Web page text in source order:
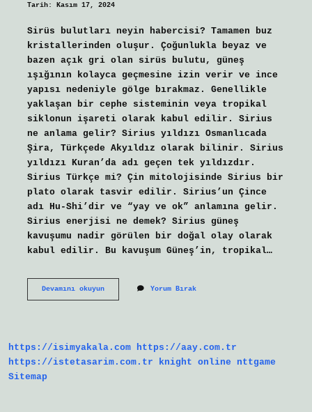
Tarih: Kasım 17, 2024
Sirüs bulutları neyin habercisi? Tamamen buz
kristallerinden oluşur. Çoğunlukla beyaz ve
bazen açık gri olan sirüs bulutu, güneş
ışığının kolayca geçmesine izin verir ve ince
yapısı nedeniyle gölge bırakmaz. Genellikle
yaklaşan bir cephe sisteminin veya tropikal
siklonun işareti olarak kabul edilir. Sirius
ne anlama gelir? Sirius yıldızı Osmanlıcada
Şira, Türkçede Akyıldız olarak bilinir. Sirius
yıldızı Kuran’da adı geçen tek yıldızdır.
Sirius Türkçe mi? Çin mitolojisinde Sirius bir
plato olarak tasvir edilir. Sirius’un Çince
adı Hu-Shi’dir ve “yay ve ok” anlamına gelir.
Sirius enerjisi ne demek? Sirius güneş
kavuşumu nadir görülen bir doğal olay olarak
kabul edilir. Bu kavuşum Güneş’in, tropikal…
Devamını okuyunSirus
Yorum Bırak
https://isimyakala.com https://aay.com.tr
https://istetasarim.com.tr
knight online
nttgame
Sitemap